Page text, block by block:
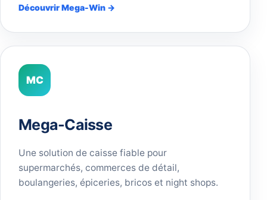
Découvrir Mega-Win →
MC
Mega-Caisse
Une solution de caisse fiable pour
supermarchés, commerces de détail,
boulangeries, épiceries, bricos et night shops.